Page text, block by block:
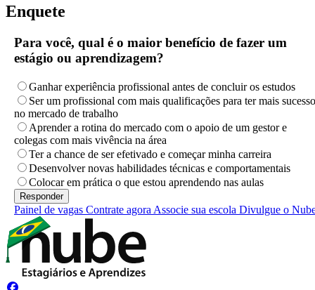
Enquete
Para você, qual é o maior benefício de fazer um
estágio ou aprendizagem?
Ganhar experiência profissional antes de concluir os estudos
Ser um profissional com mais qualificações para ter mais sucesso
no mercado de trabalho
Aprender a rotina do mercado com o apoio de um gestor e
colegas com mais vivência na área
Ter a chance de ser efetivado e começar minha carreira
Desenvolver novas habilidades técnicas e comportamentais
Colocar em prática o que estou aprendendo nas aulas
Painel de vagas Contrate agora Associe sua escola Divulgue o